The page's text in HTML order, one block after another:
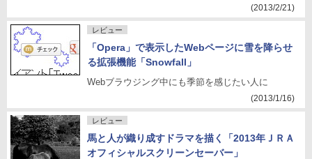
(2013/2/21)
レビュー
「Opera」で表示したWebページに雪を降らせ
る拡張機能「Snowfall」
Webブラウジング中にも季節を感じたい人に
(2013/1/16)
レビュー
馬と人が織り成すドラマを描く「2013年ＪＲＡ
オフィシャルスクリーンセーバー」